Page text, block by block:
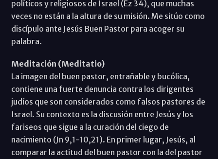
políticos y religiosos de Israel (Ez 34), que muchas
veces no están a la altura de su misión. Me sitúo como
discípulo ante Jesús Buen Pastor para acoger su
palabra.
Meditación (Meditatio)
La imagen del buen pastor, entrañable y bucólica,
contiene una fuerte denuncia contra los dirigentes
judíos que son considerados como falsos pastores de
Israel. Su contexto es la discusión entre Jesús y los
fariseos que sigue a la curación del ciego de
nacimiento (Jn 9,1-10,21). En primer lugar, Jesús, al
comparar la actitud del buen pastor con la del pastor